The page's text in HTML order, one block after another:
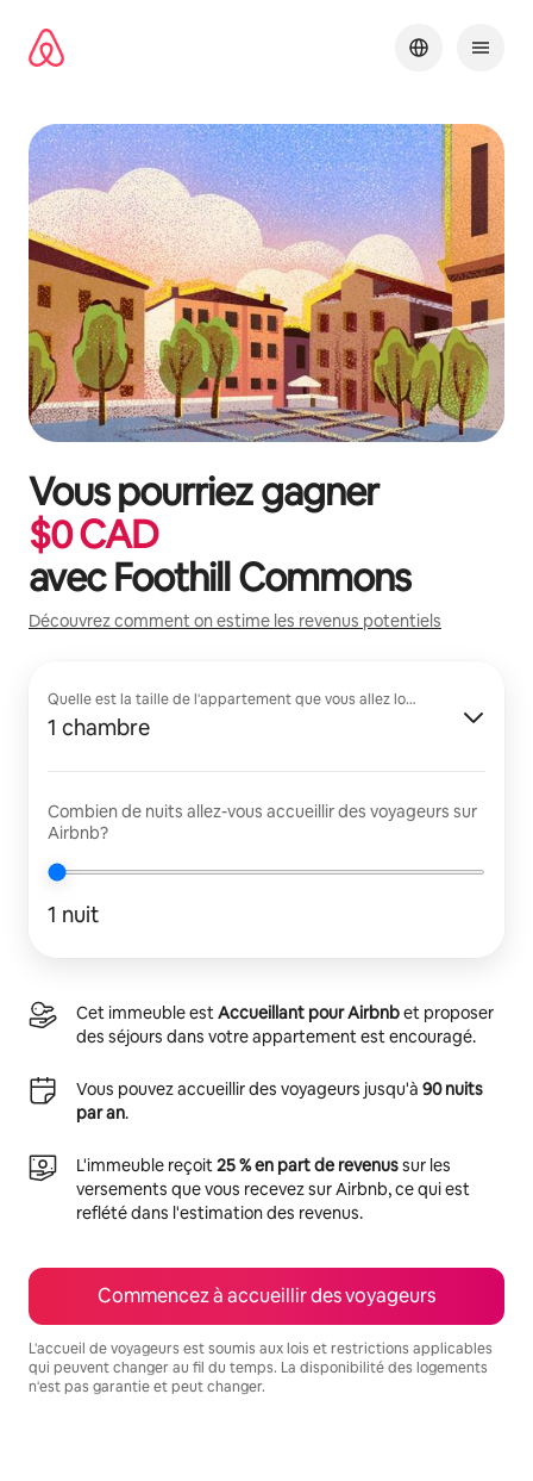
directement
Vous pourriez gagner
$0CAD
avecFoothill Commons
Découvrez comment on estime les revenus potentiels
Quelle est la taille de l'appartement que vous allez louer?
1 chambre
Combien de nuits allez-vous accueillir des voyageurs sur
Airbnb?
1 nuit
Cet immeuble estAccueillant pour Airbnbet proposer
des séjours dans votre appartement est encouragé.
Vous pouvez accueillir des voyageurs jusqu'à 90 nuits
par an.
L'immeuble reçoit25 % en part de revenussur les
versements que vous recevez sur Airbnb, ce qui est
reflété dans l'estimation des revenus.
Commencez à accueillir des voyageurs
L'accueil de voyageurs est soumis aux lois et restrictions applicables
qui peuvent changer au fil du temps. La disponibilité des logements
n'est pas garantie et peut changer.